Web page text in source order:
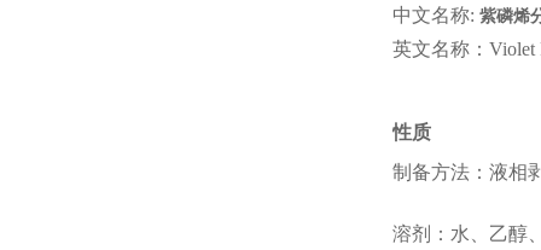
中文名称: 紫磷烯
英文名称：Violet
性质
制备方法：液相
溶剂：水、乙醇